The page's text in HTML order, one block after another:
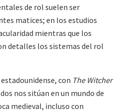
de rol suelen ser
matices; en los estudios
mientras que los
detalles los sistemas del rol
estadounidense, con The Witcher
nos sitúan en un mundo de
medieval, incluso con